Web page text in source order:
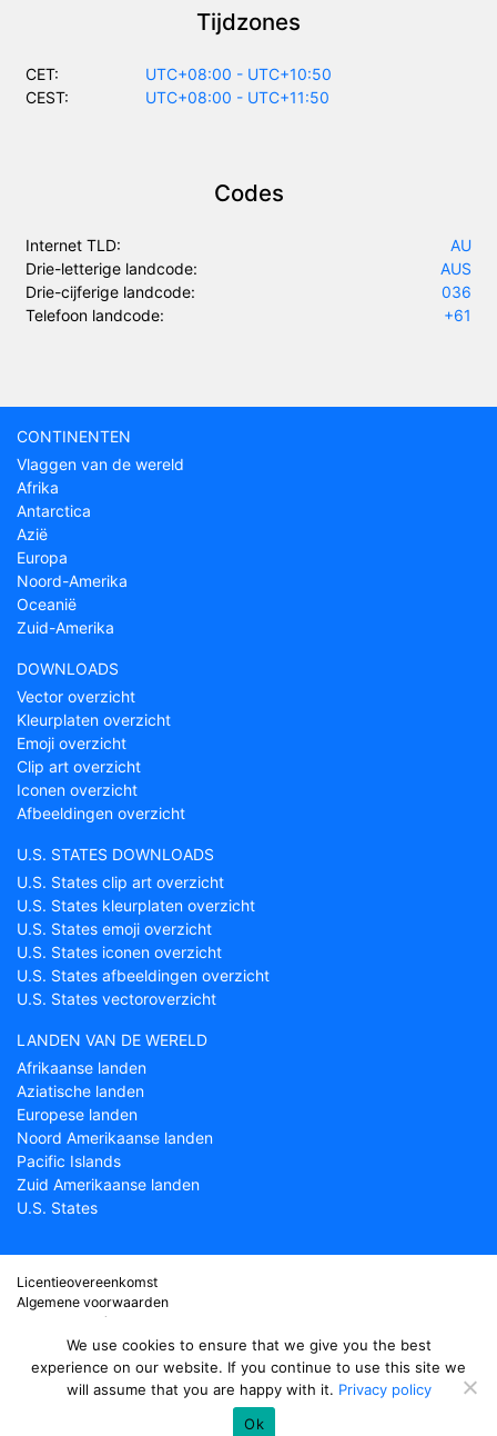
Tijdzones
CET:
UTC+08:00 - UTC+10:50
CEST:
UTC+08:00 - UTC+11:50
Codes
Internet TLD:
AU
Drie-letterige landcode:
AUS
Drie-cijferige landcode:
036
Telefoon landcode:
+61
CONTINENTEN
Vlaggen van de wereld
Afrika
Antarctica
Azië
Europa
Noord-Amerika
Oceanië
Zuid-Amerika
DOWNLOADS
Vector overzicht
Kleurplaten overzicht
Emoji overzicht
Clip art overzicht
Iconen overzicht
Afbeeldingen overzicht
U.S. STATES DOWNLOADS
U.S. States clip art overzicht
U.S. States kleurplaten overzicht
U.S. States emoji overzicht
U.S. States iconen overzicht
U.S. States afbeeldingen overzicht
U.S. States vectoroverzicht
LANDEN VAN DE WERELD
Afrikaanse landen
Aziatische landen
Europese landen
Noord Amerikaanse landen
Pacific Islands
Zuid Amerikaanse landen
U.S. States
Licentieovereenkomst
Algemene voorwaarden
Over Countryflags.com
Disclaimer
Privacy Policy
Country flags- onderdeel van ProFlags BV
support@countryflags.com
We use cookies to ensure that we give you the best
experience on our website. If you continue to use this site we
will assume that you are happy with it. Privacy policy
Ok